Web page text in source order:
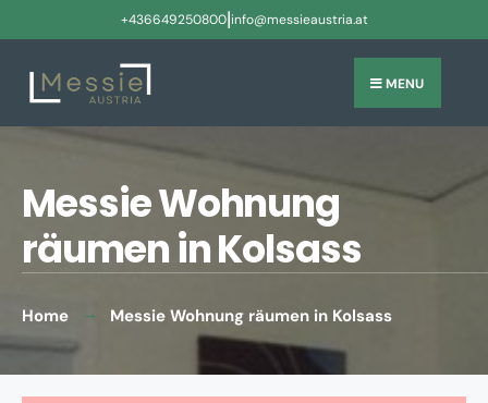
+436649250800|info@messieaustria.at
MENU
Messie Wohnung
räumen in Kolsass
Home Messie Wohnung räumen in Kolsass